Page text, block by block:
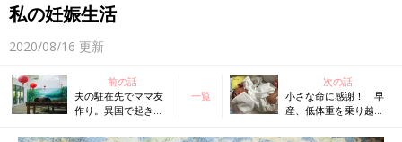
私の妊娠生活
2020/08/16 更新
前の話
夫の駐在先でママ友
作り。異国で起きた
一覧
次の話
小さな命に感謝！ 早
産、低体重を乗り越え